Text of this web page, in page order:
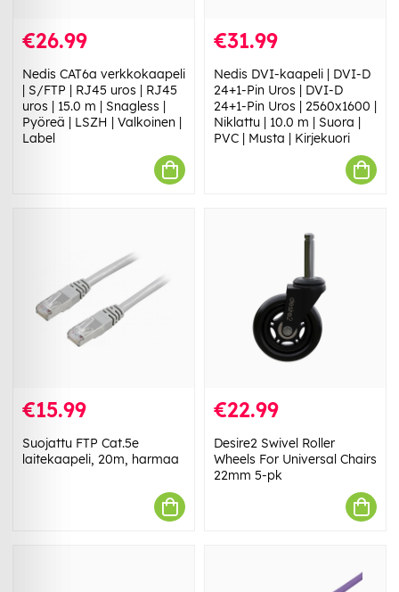
€26.99
Nedis CAT6a verkkokaapeli
| S/FTP | RJ45 uros | RJ45
uros | 15.0 m | Snagless |
Pyöreä | LSZH | Valkoinen |
Label
€31.99
Nedis DVI-kaapeli | DVI-D
24+1-Pin Uros | DVI-D
24+1-Pin Uros | 2560x1600 |
Niklattu | 10.0 m | Suora |
PVC | Musta | Kirjekuori
€15.99
Suojattu FTP Cat.5e
laitekaapeli, 20m, harmaa
€22.99
Desire2 Swivel Roller
Wheels For Universal Chairs
22mm 5-pk